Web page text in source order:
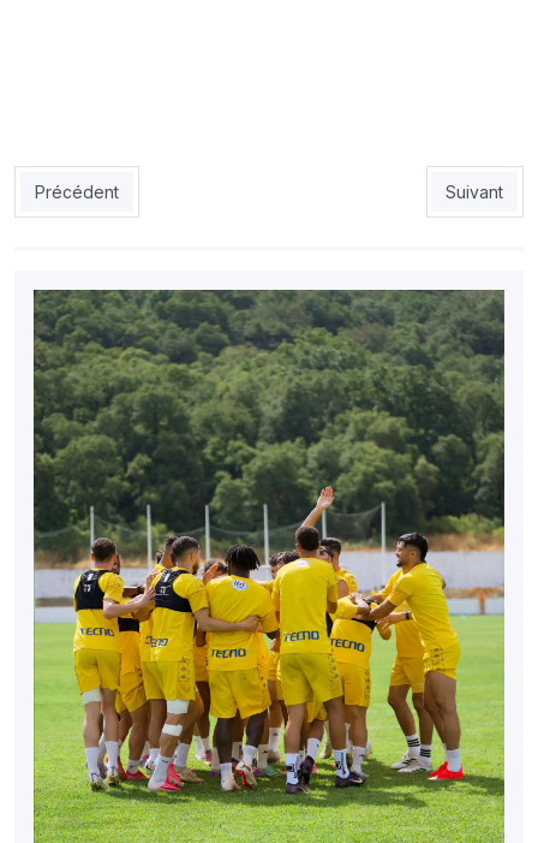
Article précédent : JSK: Des primes conséquentes pour sauver
Précédent Article
Suivant